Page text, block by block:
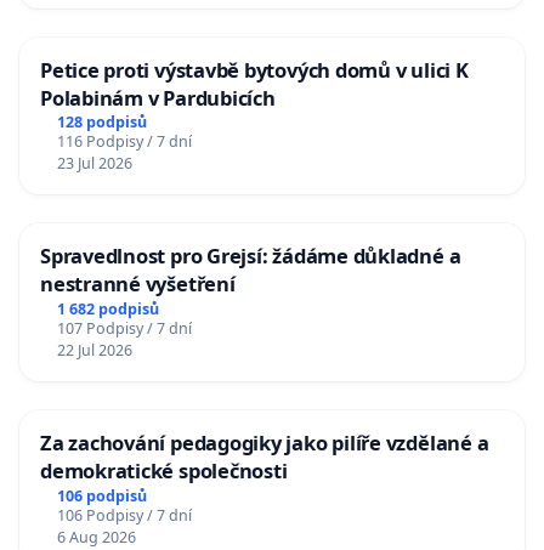
Petice proti výstavbě bytových domů v ulici K
Polabinám v Pardubicích
128 podpisů
116 Podpisy / 7 dní
23 Jul 2026
Spravedlnost pro Grejsí: žádáme důkladné a
nestranné vyšetření
1 682 podpisů
107 Podpisy / 7 dní
22 Jul 2026
Za zachování pedagogiky jako pilíře vzdělané a
demokratické společnosti
106 podpisů
106 Podpisy / 7 dní
6 Aug 2026